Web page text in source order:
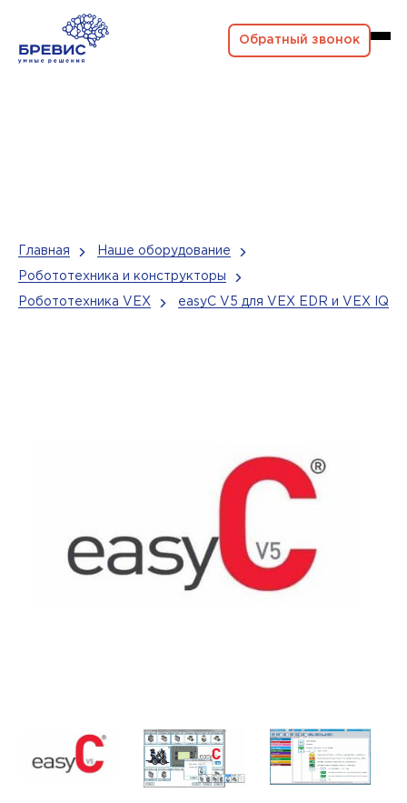
Обратный звонок
Главная Наше оборудование
Робототехника и конструкторы
Робототехника VEX easyC V5 для VEX EDR и VEX IQ